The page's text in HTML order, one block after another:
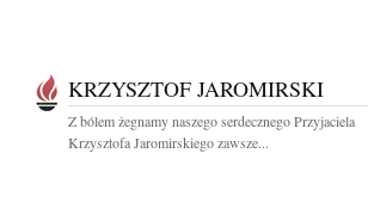
KRZYSZTOF JAROMIRSKI
Z bólem żegnamy naszego serdecznego Przyjaciela
Krzysztofa Jaromirskiego zawsze...